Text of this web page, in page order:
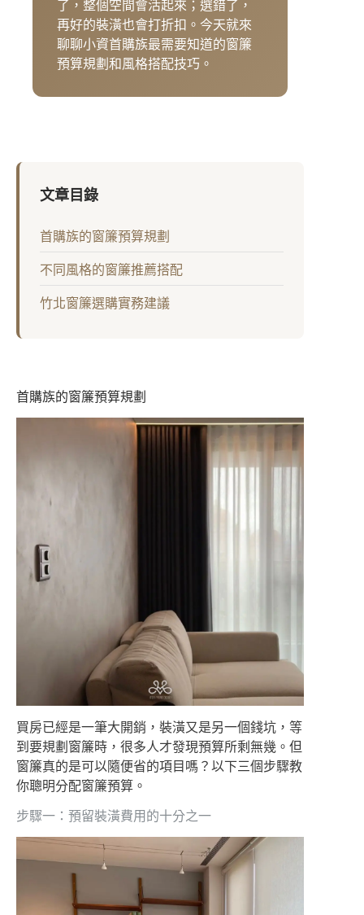
了，整個空間會活起來；選錯了，
再好的裝潢也會打折扣。今天就來
聊聊小資首購族最需要知道的窗簾
預算規劃和風格搭配技巧。
文章目錄
首購族的窗簾預算規劃
不同風格的窗簾推薦搭配
竹北窗簾選購實務建議
首購族的窗簾預算規劃
買房已經是一筆大開銷，裝潢又是另一個錢坑，等
到要規劃窗簾時，很多人才發現預算所剩無幾。但
窗簾真的是可以隨便省的項目嗎？以下三個步驟教
你聰明分配窗簾預算。
步驟一：預留裝潢費用的十分之一